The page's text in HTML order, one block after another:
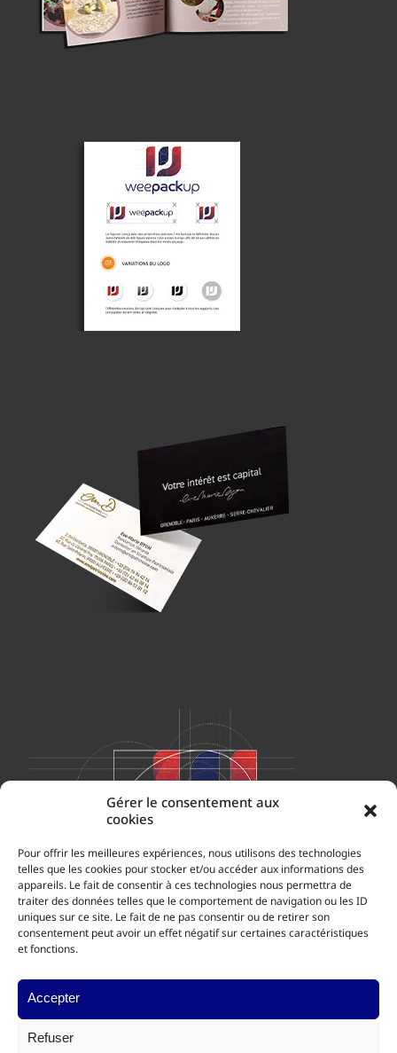
Gérer le consentement aux
cookies
Pour offrir les meilleures expériences, nous utilisons des technologies
telles que les cookies pour stocker et/ou accéder aux informations des
appareils. Le fait de consentir à ces technologies nous permettra de
traiter des données telles que le comportement de navigation ou les ID
uniques sur ce site. Le fait de ne pas consentir ou de retirer son
consentement peut avoir un effet négatif sur certaines caractéristiques
et fonctions.
Accepter
Refuser
© 2024 NexTime Production
|CGV